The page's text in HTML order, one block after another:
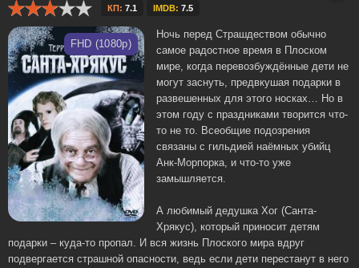
КП: 7.1 IMDB: 7.5
FHD (1080p)
Ночь перед Страшдеством обычно
самое радостное время в Плоском
мире, когда перевозбуждённые дети не
могут заснуть, предвкушая подарки в
развешенных для этого носках… Но в
этом году с праздниками творится что-
то не то. Всеобщие подозрения
связаны с гильдией наёмных убийц
Анк-Морпорка, и что-то уже
замышляется.
А любимый дедушка Хог (Санта-
Хрякус), который приносит детям
подарки – куда-то пропал. И вся жизнь Плоского мира вдруг
подвергается страшной опасности, ведь если дети перестанут в него